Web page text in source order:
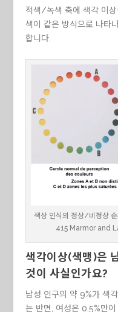
적색/녹색 축에 색각 이
색이 같은 방식으로 나타
합니다.
색상 인식의 정상/비정상
415 Marmor and
색각이상(색맹)은
것이 사실인가요?
남성 인구의 약 9%가 색
는 반면, 여성은 0.5%만